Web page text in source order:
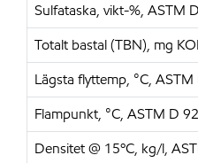
Sulfataska, vikt-%, ASTM
Totalt bastal (TBN), mg
Lägsta flyttemp, °C,
Flampunkt, °C, ASTM D 92
Densitet @ 15ºC, kg/l,